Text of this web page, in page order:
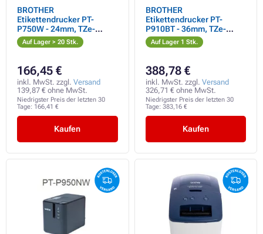
BROTHER
Etikettendrucker PT-
P750W - 24mm, TZe-
Bänder, WIFI,
Professioneller PC-
Auf Lager > 20 Stk.
166,45 €
inkl. MwSt. zzgl. Versand
139,87 € ohne MwSt.
Niedrigster Preis der letzten 30
Tage: 166,41 €
Kaufen
BROTHER
Etikettendrucker PT-
P910BT - 36mm, TZe-
Farbbänder, Bluetooth,
USB
Auf Lager 1 Stk.
388,78 €
inkl. MwSt. zzgl. Versand
326,71 € ohne MwSt.
Niedrigster Preis der letzten 30
Tage: 383,16 €
Kaufen